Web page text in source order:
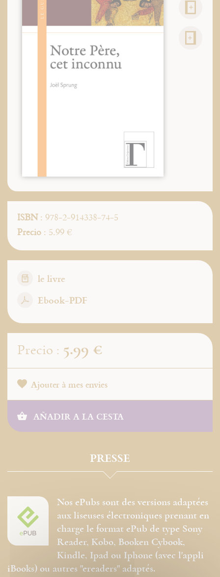
ISBN: 978-2-914338-74-5
Precio : 5.99 €
le livre
Ebook-PDF
Precio : 5.99 €
Ajouter à mes envies
AÑADIR A LA CESTA
PRESSE
Nos ePubs sont des versions adaptées
aux liseuses électroniques prenant en
charge le format ePub de type Sony
Reader, Kobo, Booken Cybook,
Kindle, Ipad ou Iphone (avec l'appli
iBooks) ou autres "ereaders" adaptés.